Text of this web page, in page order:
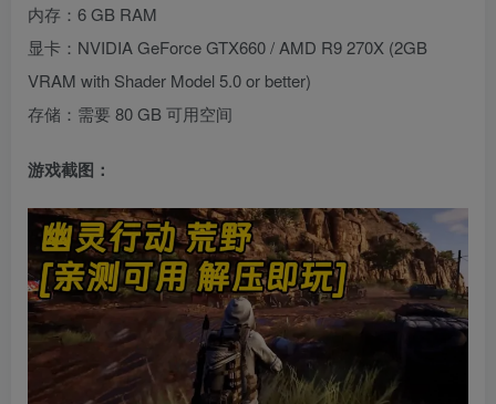
内存：6 GB RAM
显卡：NVIDIA GeForce GTX660 / AMD R9 270X (2GB
VRAM with Shader Model 5.0 or better)
存储：需要 80 GB 可用空间
游戏截图：